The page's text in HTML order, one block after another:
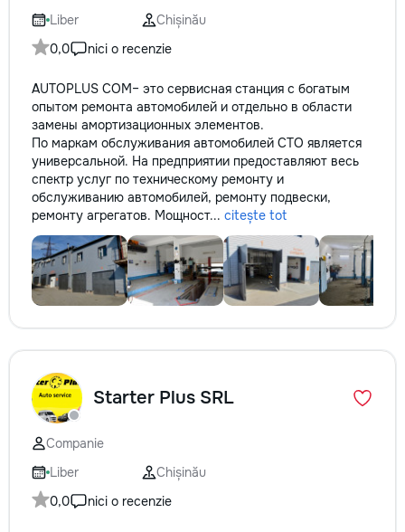
Liber
Chișinău
0,0
nici o recenzie
AUTOPLUS COM– это сервисная станция с богатым
опытом ремонта автомобилей и отдельно в области
замены амортизационных элементов.
По маркам обслуживания автомобилей СТО является
универсальной. На предприятии предоставляют весь
спектр услуг по техническому ремонту и
обслуживанию автомобилей, ремонту подвески,
ремонту агрегатов. Мощност... citește tot
Starter Plus SRL
Companie
Liber
Chișinău
0,0
nici o recenzie